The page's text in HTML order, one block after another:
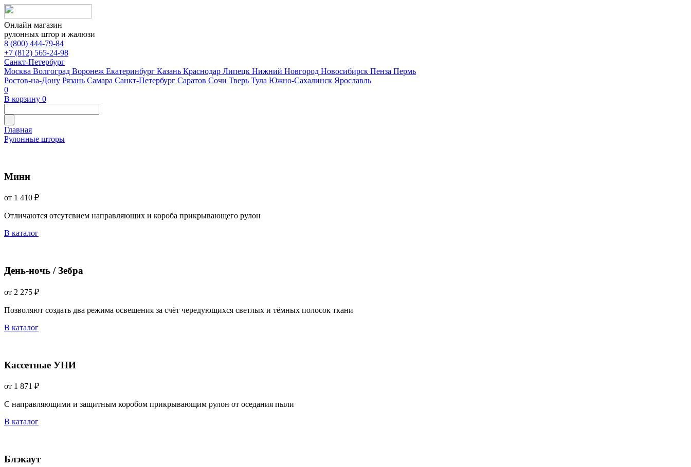
Онлайн магазин
рулонных штор и жалюзи
8 (800) 444-79-84
+7 (812) 565-24-98
Санкт-Петербург
Москва Волгоград Воронеж Екатеринбург Казань Краснодар Липецк Нижний Новгород Новосибирск Пенза Пермь
Ростов-на-Дону Рязань Самара Санкт-Петербург Саратов Сочи Тверь Тула Южно-Сахалинск Ярославль
0
В корзину 0
Главная
Рулонные шторы
Мини
от 1 410 ₽
Отличаются отсутсвием направляющих и короба прикрывающего рулон
В каталог
День-ночь / Зебра
от 2 275 ₽
Позволяют создать два режима освещения за счёт чередующихся светлых и тёмных полосок ткани
В каталог
Кассетные УНИ
от 1 871 ₽
С направляющими и защитным коробом прикрывающим рулон от оседания пыли
В каталог
Блэкаут